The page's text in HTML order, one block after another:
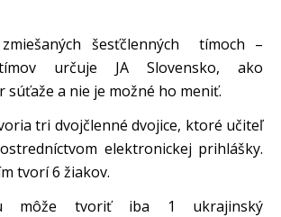
šesťčlenných tímoch –
určuje JA Slovensko, ako
a nie je možné ho meniť.
tri dvojčlenné dvojice, ktoré učiteľ
elektronickej prihlášky.
tvorí 6 žiakov.
môže tvoriť iba 1 ukrajinský